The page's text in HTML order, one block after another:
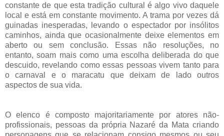
constante de que esta tradição cultural é algo vivo daquele
local e está em constante movimento. A trama por vezes dá
guinadas inesperadas, levando o espectador por insólitos
caminhos, ainda que ocasionalmente deixe elementos em
aberto ou sem conclusão. Essas não resoluções, no
entanto, soam mais como uma escolha deliberada do que
descuido, revelando como essas pessoas vivem tanto para
o carnaval e o maracatu que deixam de lado outros
aspectos de sua vida.
O elenco é composto majoritariamente por atores não-
profissionais, pessoas da própria Nazaré da Mata criando